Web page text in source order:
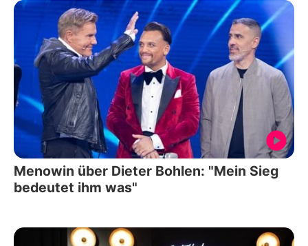
Menowin über Dieter Bohlen: "Mein Sieg
bedeutet ihm was"